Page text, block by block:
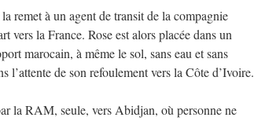
remet à un agent de transit de la compagnie
la France. Rose est alors placée dans un
marocain, à même le sol, sans eau et sans
l’attente de son refoulement vers la Côte d’Ivoire.
la RAM, seule, vers Abidjan, où personne ne